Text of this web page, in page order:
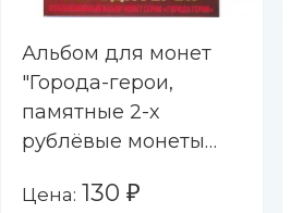
Альбом для монет
"Города-герои,
памятные 2-х
рублёвые монеты
капсул (пустой)
Цена: 130 ₽